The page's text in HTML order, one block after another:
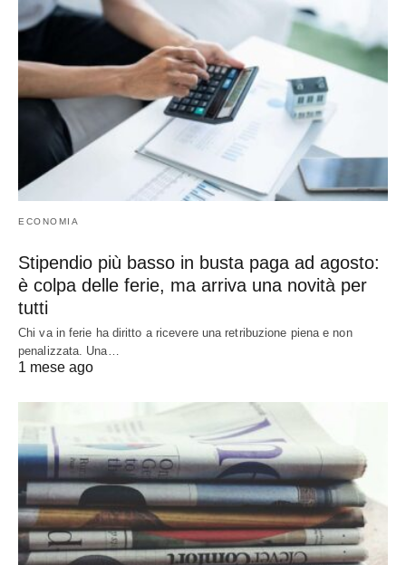
ECONOMIA
Stipendio più basso in busta paga ad agosto:
è colpa delle ferie, ma arriva una novità per
tutti
Chi va in ferie ha diritto a ricevere una retribuzione piena e non
penalizzata. Una…
1 mese ago